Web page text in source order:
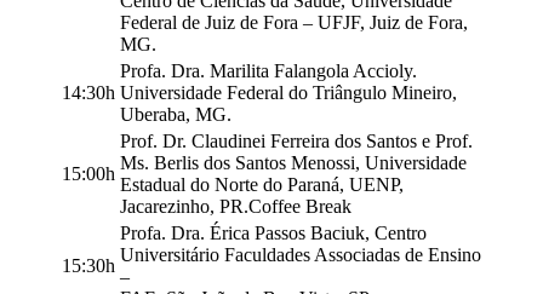
Federal de Juiz de Fora – UFJF, Juiz de Fora,
MG.
14:30h
Profa. Dra. Marilita Falangola Accioly.
Universidade Federal do Triângulo Mineiro,
Uberaba, MG.
15:00h
Prof. Dr. Claudinei Ferreira dos Santos e Prof.
Ms. Berlis dos Santos Menossi, Universidade
Estadual do Norte do Paraná, UENP,
Jacarezinho, PR.Coffee Break
15:30h
Profa. Dra. Érica Passos Baciuk, Centro
Universitário Faculdades Associadas de Ensino
–